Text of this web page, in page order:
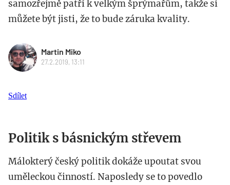
samozřejmě patří k velkým šprýmařům, takže si
můžete být jisti, že to bude záruka kvality.
Martin Miko
27.2.2019, 13:11
Sdílet
Politik s básnickým střevem
Málokterý český politik dokáže upoutat svou
uměleckou činností. Naposledy se to povedlo